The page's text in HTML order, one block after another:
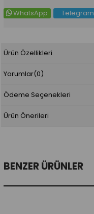
WhatsApp Telegram
Ürün Özellikleri
Yorumlar(0)
Ödeme Seçenekleri
Ürün Önerileri
BENZER ÜRÜNLER